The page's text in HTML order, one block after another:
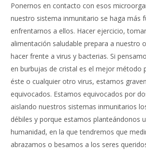
Ponernos en contacto con esos
nuestro sistema inmunitario se haga más
enfrentarnos a ellos. Hacer ejercicio,
alimentación saludable prepara a nuestro
hacer frente a virus y bacterias. Si
en burbujas de cristal es el mejor método
éste o cualquier otro virus, estamos
equivocados. Estamos equivocados por
aislando nuestros sistemas inmunitarios
débiles y porque estamos planteándonos
humanidad, en la que tendremos que
abrazamos o besamos a los seres